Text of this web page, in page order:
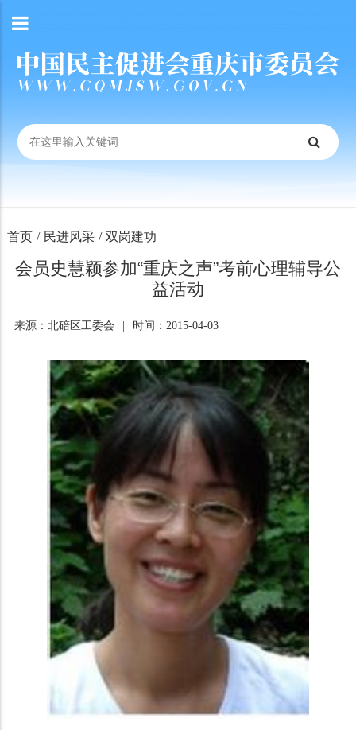
首页 / 民进风采 / 双岗建功
会员史慧颖参加“重庆之声”考前心理辅导公
益活动
来源：北碚区工委会 时间：2015-04-03